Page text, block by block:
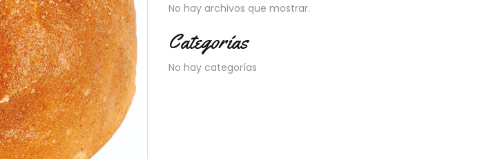
No hay archivos que mostrar.
Categorías
No hay categorías